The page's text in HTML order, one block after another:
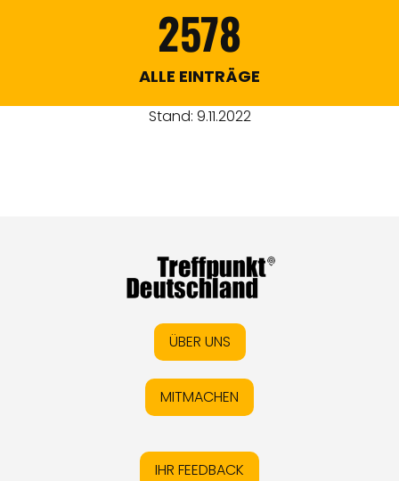
2578
ALLE EINTRÄGE
Stand: 9.11.2022
ÜBER UNS
MITMACHEN
IHR FEEDBACK